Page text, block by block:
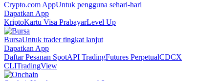
Crypto.com AppUntuk pengguna sehari-hari
Dapatkan App
KriptoKartu Visa PrabayarLevel Up
BursaUntuk trader tingkat lanjut
Dapatkan App
Daftar Pesanan SpotAPI TradingFutures PerpetualCDCX
CLITradingView